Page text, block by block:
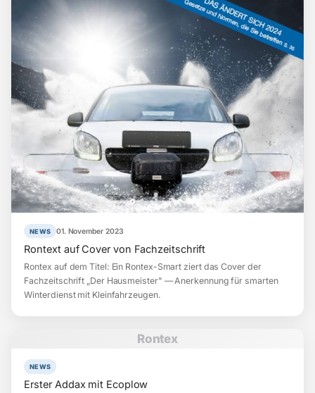
NEWS 01. November 2023
Rontext auf Cover von Fachzeitschrift
Rontex auf dem Titel: Ein Rontex-Smart ziert das Cover der
Fachzeitschrift „Der Hausmeister" — Anerkennung für smarten
Winterdienst mit Kleinfahrzeugen.
Rontex
NEWS
Erster Addax mit Ecoplow